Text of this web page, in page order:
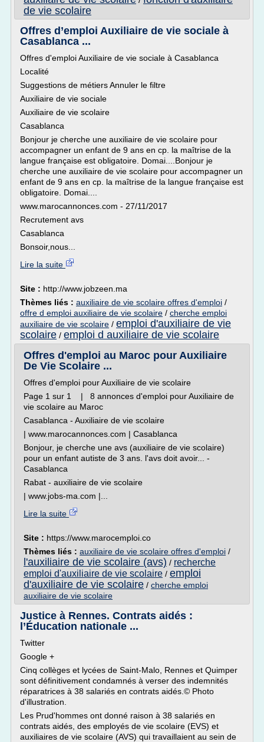
de vie scolaire
Offres d’emploi Auxiliaire de vie sociale à
Casablanca ...
Offres d'emploi Auxiliaire de vie sociale à Casablanca
Localité
Suggestions de métiers Annuler le filtre
Auxiliaire de vie sociale
Auxiliaire de vie scolaire
Casablanca
Bonjour je cherche une auxiliaire de vie scolaire pour
accompagner un enfant de 9 ans en cp. la maîtrise de la
langue française est obligatoire. Domai....Bonjour je
cherche une auxiliaire de vie scolaire pour accompagner un
enfant de 9 ans en cp. la maîtrise de la langue française est
obligatoire. Domai....
www.marocannonces.com - 27/11/2017
Recrutement avs
Casablanca
Bonsoir,nous...
Lire la suite
Site : http://www.jobzeen.ma
Thèmes liés : auxiliaire de vie scolaire offres d'emploi /
offre d emploi auxiliaire de vie scolaire / cherche emploi
auxiliaire de vie scolaire / emploi d'auxiliaire de vie
scolaire / emploi d auxiliaire de vie scolaire
Offres d'emploi au Maroc pour Auxiliaire
De Vie Scolaire ...
Offres d'emploi pour Auxiliaire de vie scolaire
Page 1 sur 1 | 8 annonces d'emploi pour Auxiliaire de
vie scolaire au Maroc
Casablanca - Auxiliaire de vie scolaire
| www.marocannonces.com | Casablanca
Bonjour, je cherche une avs (auxiliaire de vie scolaire)
pour un enfant autiste de 3 ans. l'avs doit avoir... -
Casablanca
Rabat - auxiliaire de vie scolaire
| www.jobs-ma.com |...
Lire la suite
Site : https://www.marocemploi.co
Thèmes liés : auxiliaire de vie scolaire offres d'emploi /
l'auxiliaire de vie scolaire (avs) / recherche
emploi d'auxiliaire de vie scolaire / emploi
d'auxiliaire de vie scolaire / cherche emploi
auxiliaire de vie scolaire
Justice à Rennes. Contrats aidés :
l’Éducation nationale ...
Twitter
Google +
Cinq collèges et lycées de Saint-Malo, Rennes et Quimper
sont définitivement condamnés à verser des indemnités
réparatrices à 38 salariés en contrats aidés.© Photo
d'illustration.
Les Prud'hommes ont donné raison à 38 salariés en
contrats aidés, des employés de vie scolaire (EVS) et
auxiliaires de vie scolaire (AVS) qui travaillaient au sein de